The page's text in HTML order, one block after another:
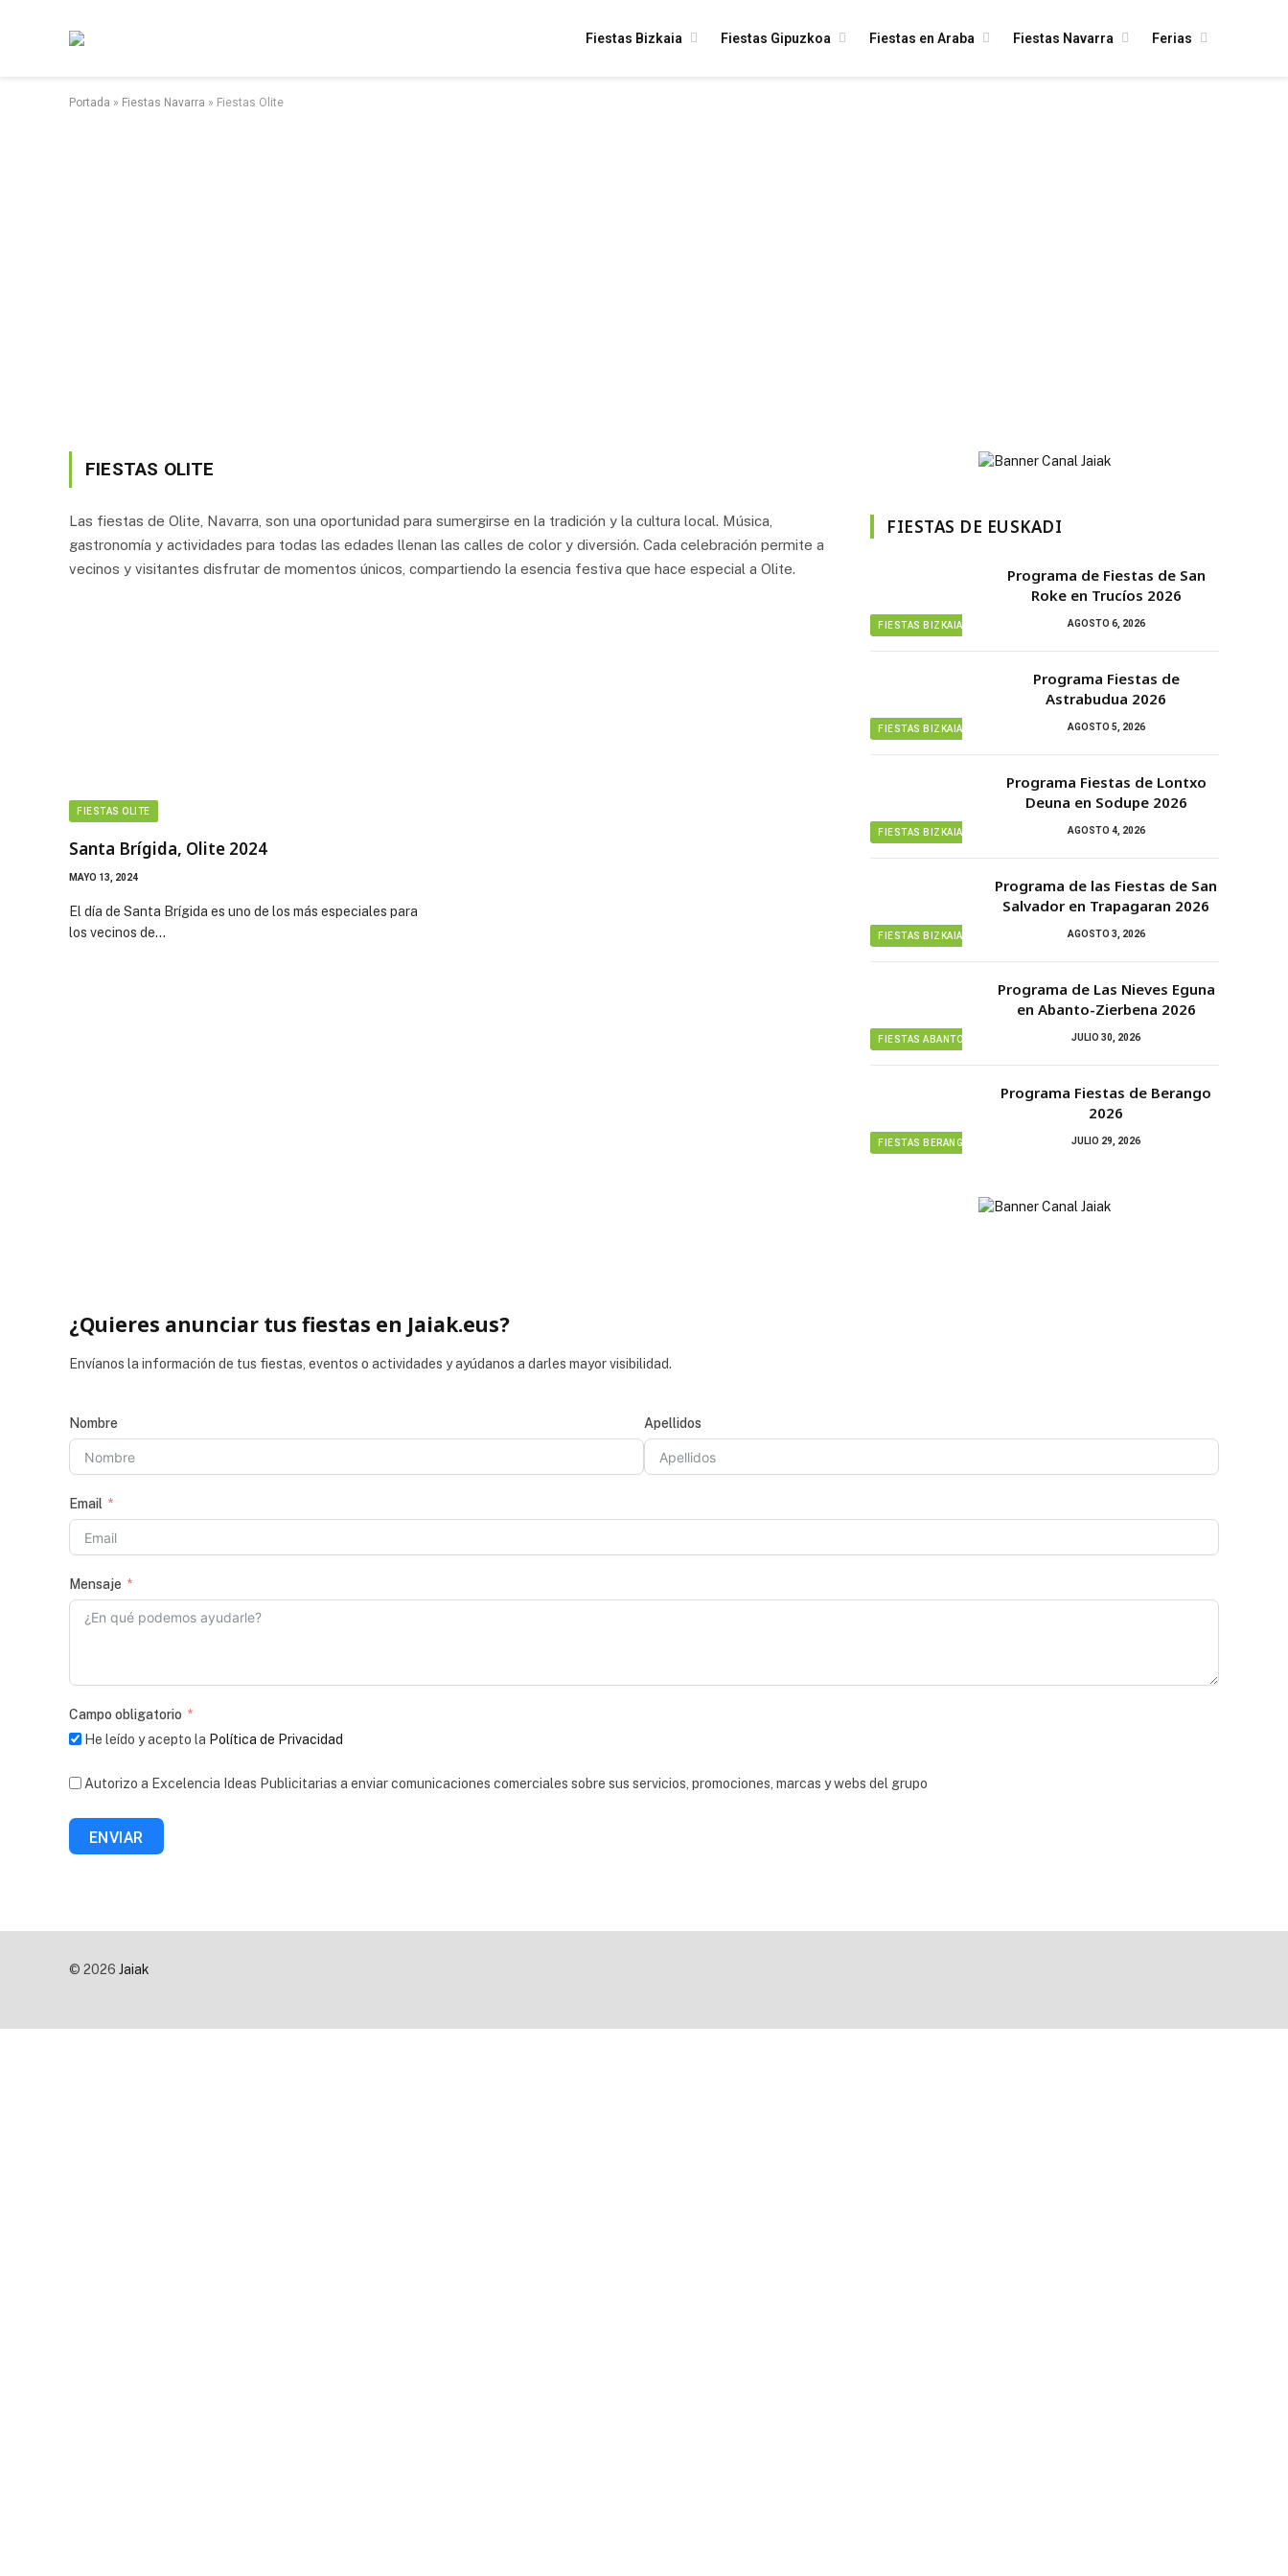
Fiestas Bizkaia Fiestas Gipuzkoa Fiestas en Araba Fiestas Navarra Ferias
Portada » Fiestas Navarra » Fiestas Olite
FIESTAS OLITE
Las fiestas de Olite, Navarra, son una oportunidad para sumergirse en la tradición y la cultura local. Música,
gastronomía y actividades para todas las edades llenan las calles de color y diversión. Cada celebración permite a
vecinos y visitantes disfrutar de momentos únicos, compartiendo la esencia festiva que hace especial a Olite.
FIESTAS OLITE
Santa Brígida, Olite 2024
MAYO 13, 2024
El día de Santa Brígida es uno de los más especiales para
los vecinos de…
FIESTAS DE EUSKADI
FIESTAS BIZKAIA
Programa de Fiestas de San
Roke en Trucíos 2026
AGOSTO 6, 2026
FIESTAS BIZKAIA
Programa Fiestas de
Astrabudua 2026
AGOSTO 5, 2026
FIESTAS BIZKAIA
Programa Fiestas de Lontxo
Deuna en Sodupe 2026
AGOSTO 4, 2026
FIESTAS BIZKAIA
Programa de las Fiestas de San
Salvador en Trapagaran 2026
AGOSTO 3, 2026
FIESTAS ABANTO ZIERBENA
Programa de Las Nieves Eguna
en Abanto-Zierbena 2026
JULIO 30, 2026
FIESTAS BERANGO
Programa Fiestas de Berango
2026
JULIO 29, 2026
¿Quieres anunciar tus fiestas en Jaiak.eus?
Envíanos la información de tus fiestas, eventos o actividades y ayúdanos a darles mayor visibilidad.
Nombre Apellidos
Email
Mensaje
Campo obligatorio
He leído y acepto la Política de Privacidad
Autorizo a Excelencia Ideas Publicitarias a enviar comunicaciones comerciales sobre sus servicios, promociones, marcas y webs del grupo
ENVIAR
© 2026 Jaiak